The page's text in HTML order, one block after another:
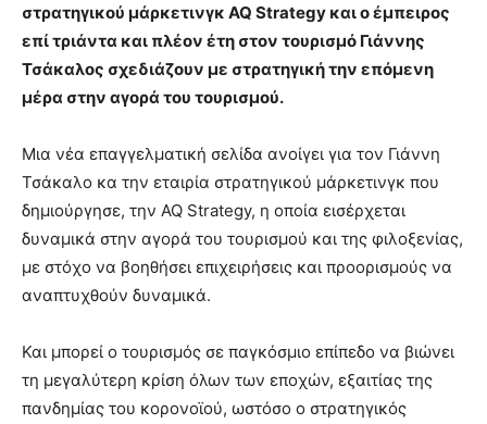
στρατηγικού μάρκετινγκ AQ Strategy και ο έμπειρος
επί τριάντα και πλέον έτη στον τουρισμό Γιάννης
Τσάκαλος σχεδιάζουν με στρατηγική την επόμενη
μέρα στην αγορά του τουρισμού.
Μια νέα επαγγελματική σελίδα ανοίγει για τον Γιάννη
Τσάκαλο κα την εταιρία στρατηγικού μάρκετινγκ που
δημιούργησε, την AQ Strategy, η οποία εισέρχεται
δυναμικά στην αγορά του τουρισμού και της φιλοξενίας,
με στόχο να βοηθήσει επιχειρήσεις και προορισμούς να
αναπτυχθούν δυναμικά.
Και μπορεί ο τουρισμός σε παγκόσμιο επίπεδο να βιώνει
τη μεγαλύτερη κρίση όλων των εποχών, εξαιτίας της
πανδημίας του κορονοϊού, ωστόσο ο στρατηγικός